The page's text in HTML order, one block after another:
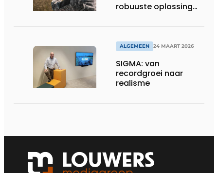
robuuste oplossing
ALGEMEEN 24 MAART 2026
SIGMA: van
recordgroei naar
realisme